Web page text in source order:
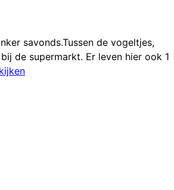
savonds.Tussen de vogeltjes,
de supermarkt. Er leven hier ook 1